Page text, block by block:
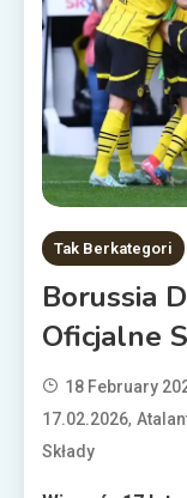
Tak Berkategori
Borussia
Oficjalne
18 February
17.02.2026,
Składy